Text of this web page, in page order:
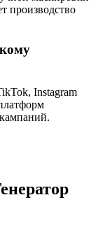
производство
Instagram